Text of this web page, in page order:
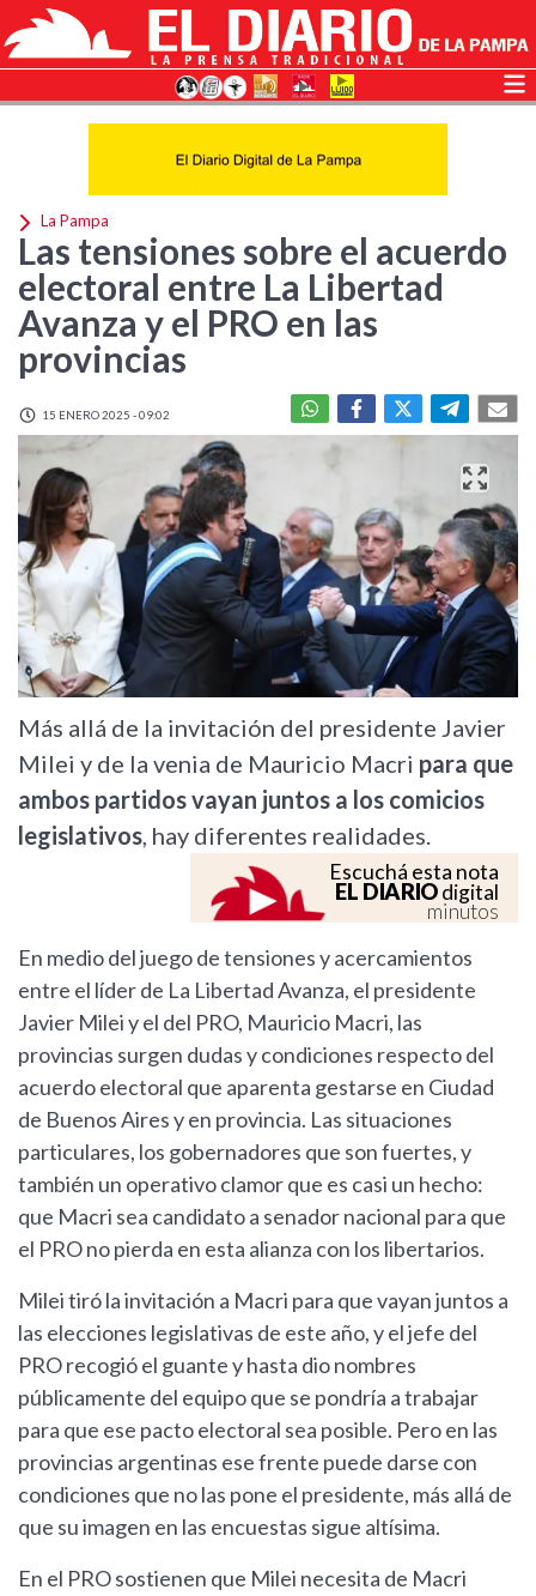
La Pampa
Las tensiones sobre el acuerdo
electoral entre La Libertad
Avanza y el PRO en las
provincias
15 ENERO 2025 - 09:02
Más allá de la invitación del presidente Javier
Milei y de la venia de Mauricio Macri para que
ambos partidos vayan juntos a los comicios
legislativos, hay diferentes realidades.
Escuchá esta nota
EL DIARIOdigital
minutos
En medio del juego de tensiones y acercamientos
entre el líder de La Libertad Avanza, el presidente
Javier Milei y el del PRO, Mauricio Macri, las
provincias surgen dudas y condiciones respecto del
acuerdo electoral que aparenta gestarse en Ciudad
de Buenos Aires y en provincia. Las situaciones
particulares, los gobernadores que son fuertes, y
también un operativo clamor que es casi un hecho:
que Macri sea candidato a senador nacional para que
el PRO no pierda en esta alianza con los libertarios.
Milei tiró la invitación a Macri para que vayan juntos a
las elecciones legislativas de este año, y el jefe del
PRO recogió el guante y hasta dio nombres
públicamente del equipo que se pondría a trabajar
para que ese pacto electoral sea posible. Pero en las
provincias argentinas ese frente puede darse con
condiciones que no las pone el presidente, más allá de
que su imagen en las encuestas sigue altísima.
En el PRO sostienen que Milei necesita de Macri